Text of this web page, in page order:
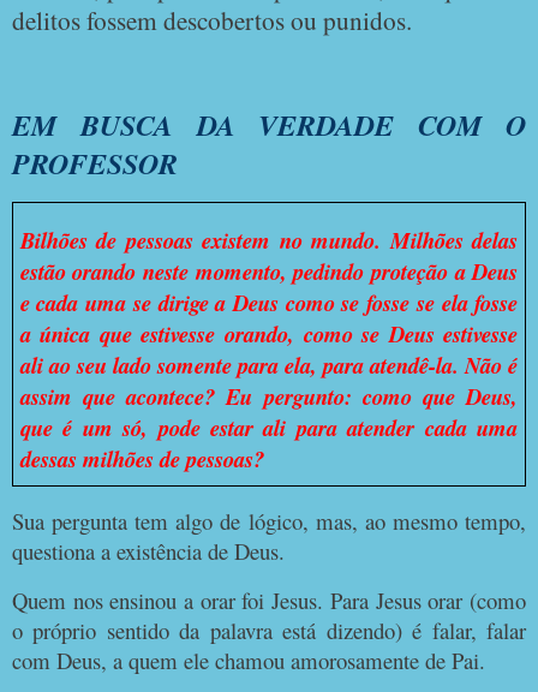
delitos fossem descobertos ou punidos.
EM BUSCA DA VERDADE COM O
PROFESSOR
Bilhões de pessoas existem no mundo. Milhões delas
estão orando neste momento, pedindo proteção a Deus
e cada uma se dirige a Deus como se fosse se ela fosse
a única que estivesse orando, como se Deus estivesse
ali ao seu lado somente para ela, para atendê-la. Não é
assim que acontece? Eu pergunto: como que Deus,
que é um só, pode estar ali para atender cada uma
dessas milhões de pessoas?
Sua pergunta tem algo de lógico, mas, ao mesmo tempo,
questiona a existência de Deus.
Quem nos ensinou a orar foi Jesus. Para Jesus orar (como
o próprio sentido da palavra está dizendo) é falar, falar
com Deus, a quem ele chamou amorosamente de Pai.